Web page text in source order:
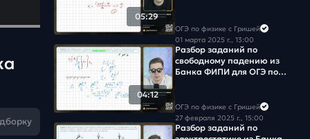
05:29
ОГЭ по физике с Гришей
01 марта 2025 г., 13:00
04:12
Разбор заданий по
свободному падению из
Банка ФИПИ для ОГЭ по
ОГЭ по физике с Гришей
27 февраля 2025 г., 15:00
Разбор заданий по